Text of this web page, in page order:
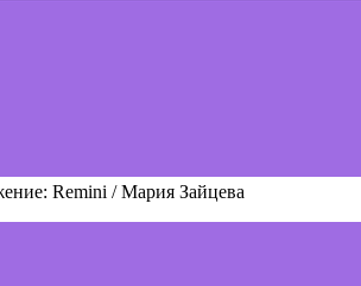
Remini / Мария Зайцева